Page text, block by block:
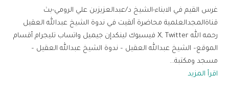
غرس القيم في الابناء-الشيخ د/عبدالعزيزبن علي الرومي-بث
قناةالمجدالعلمية محاضرة ألقيت في ندوة الشيخ عبدالله العقيل
رحمه الله X, Twitter فيسبوك لينكدإن جيميل واتساب تليجرام أقسام
الموقع– الشيخ عبدالله العقيل – ندوة الشيخ عبدالله العقيل –
مسجد ومكتبة...
اقرأ المزيد